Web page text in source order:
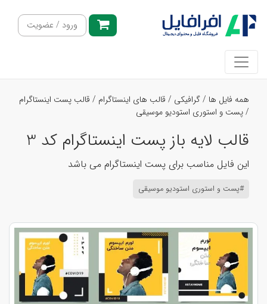
ورود / عضویت
همه فایل ها /گرافیکی / قالب های اینستاگرام / قالب پست اینستاگرام
/پست و استوری استودیو موسیقی
قالب لایه باز پست اینستاگرام کد 3
این فایل مناسب برای پست اینستاگرام می باشد
#پست و استوری استودیو موسیقی